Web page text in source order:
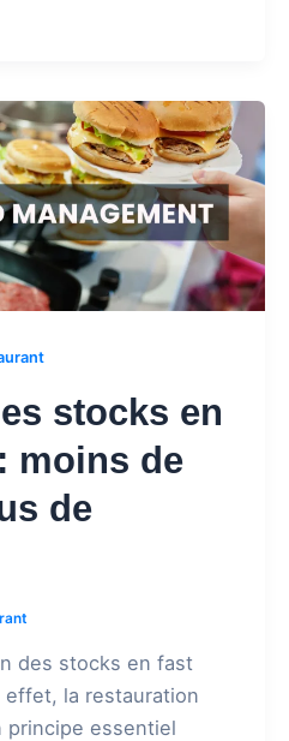
stocks en
moins de
de
des stocks en fast
la restauration
principe essentiel